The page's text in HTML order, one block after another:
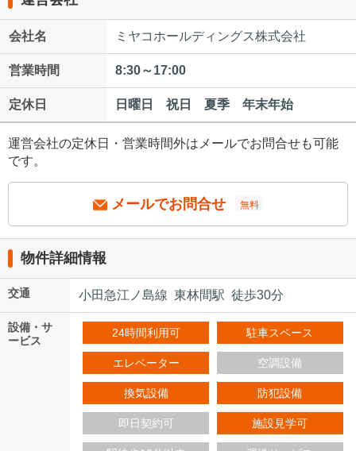
会社名 ミヤコホールディングス株式会社
営業時間 8:30～17:00
定休日 日曜日 祝日 夏季 年末年始
運営会社の定休日・営業時間外はメールでお問合せも可能
です。
メールでお問合せ 無料
物件詳細情報
交通 小田急江ノ島線 東林間駅 徒歩30分
設備・サ
ービス
24時間利用可 駐車スペース
エレベーター 空調設備
換気設備 防犯設備
即日契約可 施設見学可